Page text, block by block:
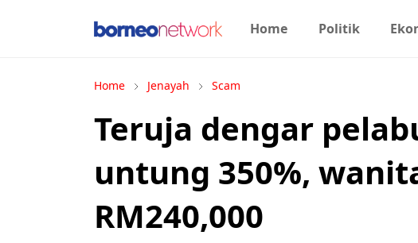
Home Politik
Home Jenayah Scam
Teruja dengar
untung 350%,
RM240,000